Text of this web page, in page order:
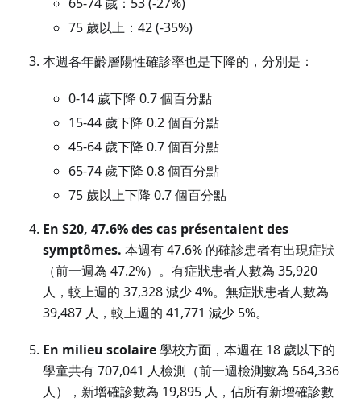
75 歲以上：42 (-35%)
本週各年齡層陽性確診率也是下降的，分別是：
0-14 歲下降 0.7 個百分點
15-44 歲下降 0.2 個百分點
45-64 歲下降 0.7 個百分點
65-74 歲下降 0.8 個百分點
75 歲以上下降 0.7 個百分點
En S20, 47.6% des cas présentaient des
symptômes. 本週有 47.6% 的確診患者有出現症狀
（前一週為 47.2%）。有症狀患者人數為 35,920
人，較上週的 37,328 減少 4%。無症狀患者人數為
39,487 人，較上週的 41,771 減少 5%。
En milieu scolaire學校方面，本週在 18 歲以下的
學童共有 707,041 人檢測（前一週檢測數為 564,336
人），新增確診數為 19,895 人，佔所有新增確診數